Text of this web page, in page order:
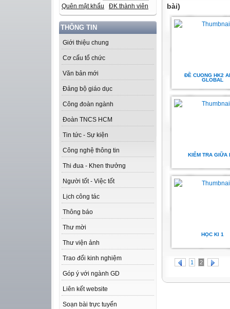
Quên mật khẩu ĐK thành viên
THÔNG TIN
Giới thiệu chung
Cơ cấu tổ chức
Văn bản mới
Đảng bộ giáo dục
Công đoàn ngành
Đoàn TNCS HCM
Tin tức - Sự kiện
Công nghệ thông tin
Thi đua - Khen thưởng
Người tốt - Việc tốt
Lịch công tác
Thông báo
Thư mời
Thư viện ảnh
Trao đổi kinh nghiệm
Góp ý với ngành GD
Liên kết website
Soạn bài trực tuyến
bài)
ĐỀ CUONG HK2
GLOBAL
KIỂM TRA GIỮA
HỌC KI 1
1 2